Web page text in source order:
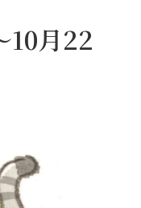
10月22